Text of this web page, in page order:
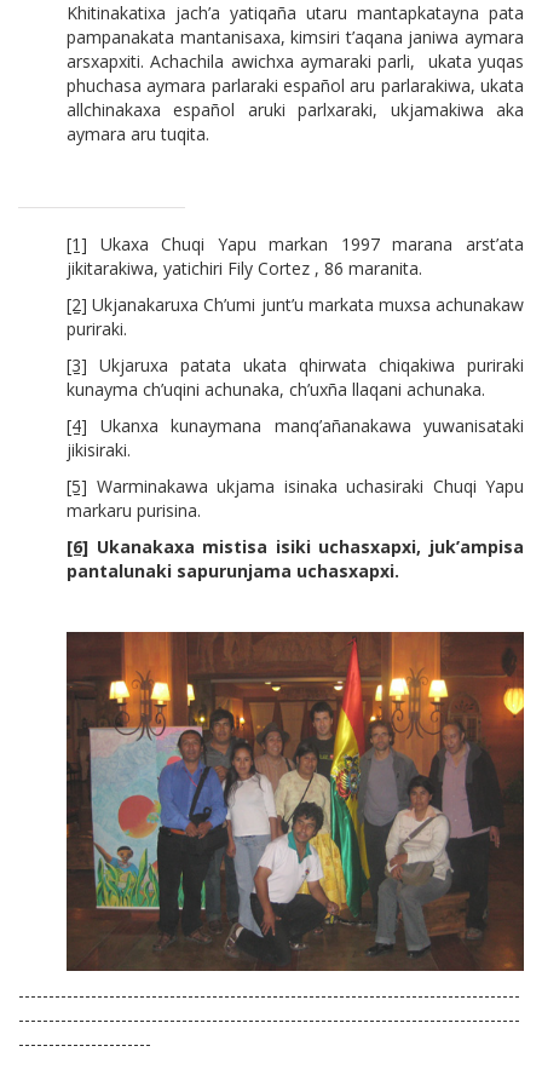
Khitinakatixa jach’a yatiqaña utaru mantapkatayna pata
pampanakata mantanisaxa, kimsiri t’aqana janiwa aymara
arsxapxiti. Achachila awichxa aymaraki parli, ukata yuqas
phuchasa aymara parlaraki español aru parlarakiwa, ukata
allchinakaxa español aruki parlxaraki, ukjamakiwa aka
aymara aru tuqita.
[1] Ukaxa Chuqi Yapu markan 1997 marana arst’ata
jikitarakiwa, yatichiri Fily Cortez , 86 maranita.
[2] Ukjanakaruxa Ch’umi junt’u markata muxsa achunakaw
puriraki.
[3] Ukjaruxa patata ukata qhirwata chiqakiwa puriraki
kunayma ch’uqini achunaka, ch’uxña llaqani achunaka.
[4] Ukanxa kunaymana manq’añanakawa yuwanisataki
jikisiraki.
[5] Warminakawa ukjama isinaka uchasiraki Chuqi Yapu
markaru purisina.
[6] Ukanakaxa mistisa isiki uchasxapxi, juk’ampisa
pantalunaki sapurunjama uchasxapxi.
-----------------------------------------------------------------------------------
-----------------------------------------------------------------------------------
----------------------